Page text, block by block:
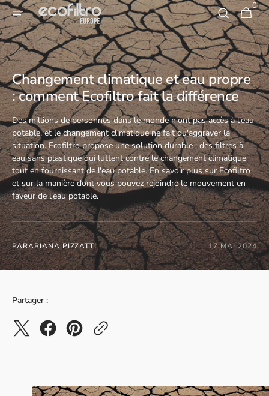
Skip to
content
Panier
0
0
article
Changement climatique et eau propre
: comment Ecofiltro fait la différence
Des millions de personnes dans le monde n'ont pas accès à l'eau
potable,et le changement climatique ne fait qu'aggraver la
situation.Ecofiltro propose une solution durable :des filtres à
eau sans plastique qui luttent contre le changement climatique
tout en fournissant de l'eau potable.En savoir plus sur Ecofiltro
et sur la manière dont vous pouvez rejoindre le mouvement en
faveur de l'eau potable.
PARARIANA PIZZATTI 17 MAI 2024
Partager :